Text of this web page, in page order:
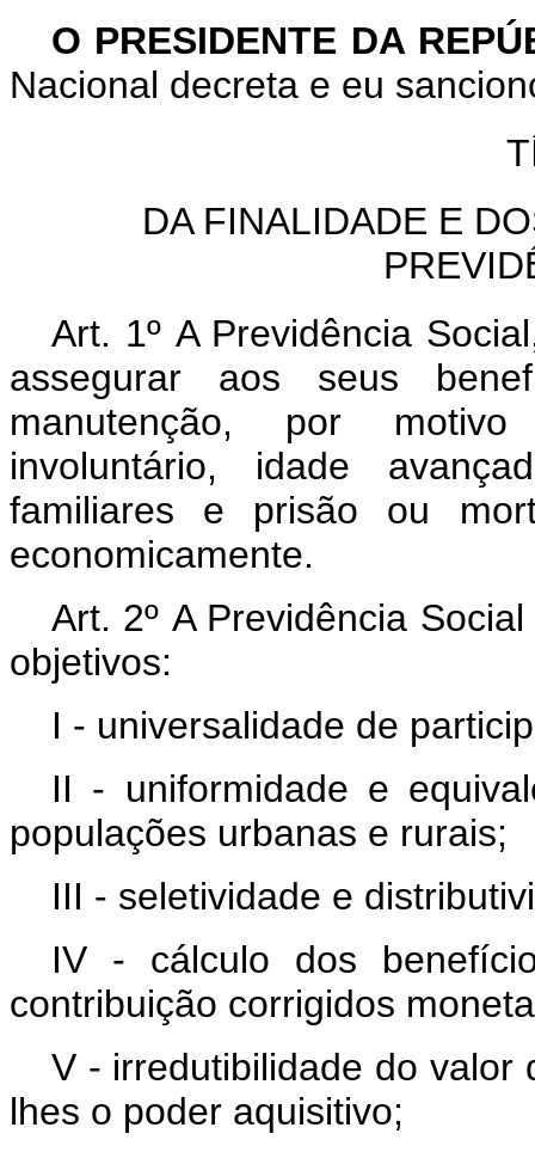
O PRESIDENTE DA
Nacional decreta e eu
DA FINALIDADE E
Art. 1º A Previdência
assegurar aos seus
manutenção, por
involuntário, idade
familiares e prisão ou
economicamente.
Art. 2º A Previdência
objetivos:
I - universalidade de
II - uniformidade e
populações urbanas e rurais;
III - seletividade e
IV - cálculo dos
contribuição corrigidos
V - irredutibilidade do valor
lhes o poder aquisitivo;